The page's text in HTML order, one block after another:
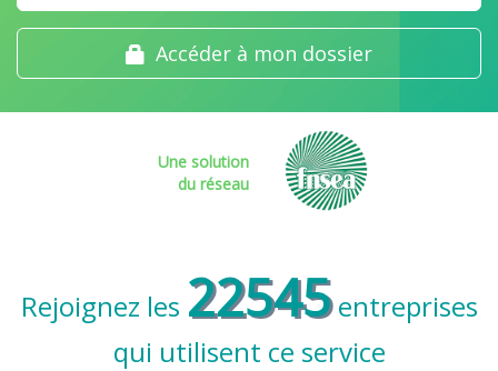
Accéder à mon dossier
Une solution
du réseau
Rejoignez les 22545entreprises
qui utilisent ce service